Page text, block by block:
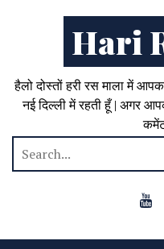
Hari
हैलो दोस्तों हरी रस माला में
नई दिल्ली में रहती हूँ | अगर